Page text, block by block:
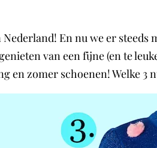
En nu we er
van een fijne (en te
en zomer schoenen! Welke